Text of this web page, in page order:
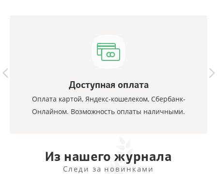
Доступная оплата
Оплата картой, Яндекс-кошелеком, Сбербанк-
Онлайном. Возможность оплаты наличными.
Из нашего журнала
Следи за новинками